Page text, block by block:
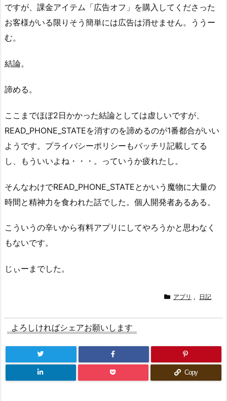
ですが、課金アイテム「広告オフ」を購入してくださった
お客様がいる限りそう簡単には広告は消せません。ううー
む。
結論。
諦める。
ここまでほぼ2日かかった結論としては虚しいですが、
READ_PHONE_STATEを消すのを諦めるのが1番都合がいい
ようです。プライバシーポリシーもバッチリ記載してる
し、もういいよね・・・。っていうか疲れたし。
そんなわけでREAD_PHONE_STATEとかいう魔物に大量の
時間と精神力を食われた話でした。個人開発者あるある。
こういうの辛いから有料アプリにしてやろうかと思わなく
もないです。
じぃーまでした。
アプリ , 日記
よろしければシェアお願いします
Copy